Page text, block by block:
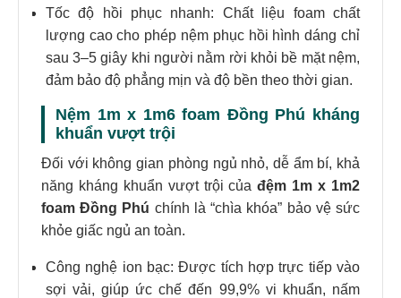
Tốc độ hồi phục nhanh: Chất liệu foam chất
lượng cao cho phép nệm phục hồi hình dáng chỉ
sau 3–5 giây khi người nằm rời khỏi bề mặt nệm,
đảm bảo độ phẳng mịn và độ bền theo thời gian.
Nệm 1m x 1m6 foam Đồng Phú kháng
khuẩn vượt trội
Đối với không gian phòng ngủ nhỏ, dễ ẩm bí, khả
năng kháng khuẩn vượt trội củađệm 1m x 1m2
foam Đồng Phú chính là “chìa khóa” bảo vệ sức
khỏe giấc ngủ an toàn.
Công nghệ ion bạc: Được tích hợp trực tiếp vào
sợi vải, giúp ức chế đến 99,9% vi khuẩn, nấm